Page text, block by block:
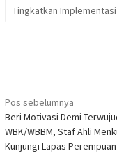
Tingkatkan Implementasi
Navigasi
pos
Pos sebelumnya
Beri Motivasi Demi
WBK/WBBM, Staf Ahli
Kunjungi Lapas Perempuan